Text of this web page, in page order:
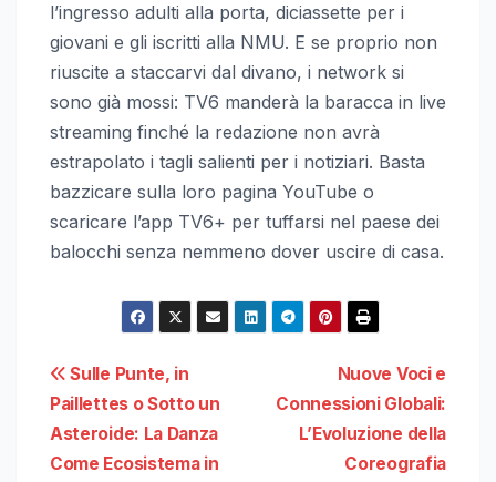
l’ingresso adulti alla porta, diciassette per i
giovani e gli iscritti alla NMU. E se proprio non
riuscite a staccarvi dal divano, i network si
sono già mossi: TV6 manderà la baracca in live
streaming finché la redazione non avrà
estrapolato i tagli salienti per i notiziari. Basta
bazzicare sulla loro pagina YouTube o
scaricare l’app TV6+ per tuffarsi nel paese dei
balocchi senza nemmeno dover uscire di casa.
Navigazione
articoli
Nuove Voci e
Connessioni Globali:
L’Evoluzione della
Coreografia
Sulle Punte, in
Paillettes o Sotto un
Asteroide: La Danza
Come Ecosistema in